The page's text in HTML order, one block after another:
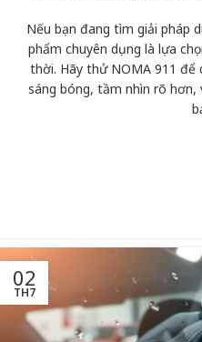
Nếu bạn đang tìm giải pháp
phẩm chuyên dụng là lựa
thời. Hãy thử NOMA 911
sáng bóng, tầm nhìn rõ hơn,
02
TH7